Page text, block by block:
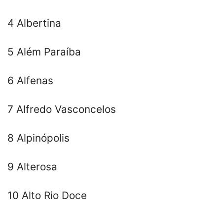
4 Albertina
5 Além Paraíba
6 Alfenas
7 Alfredo Vasconcelos
8 Alpinópolis
9 Alterosa
10 Alto Rio Doce